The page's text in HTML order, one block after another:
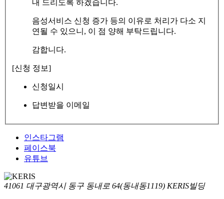
내 드리도록 하겠습니다.
음성서비스 신청 증가 등의 이유로 처리가 다소 지
연될 수 있으니, 이 점 양해 부탁드립니다.
감합니다.
[신청 정보]
신청일시
답변받을 이메일
인스타그램
페이스북
유튜브
41061 대구광역시 동구 동내로 64(동내동1119) KERIS빌딩